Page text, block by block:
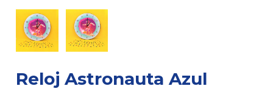
Reloj Astronauta Azul